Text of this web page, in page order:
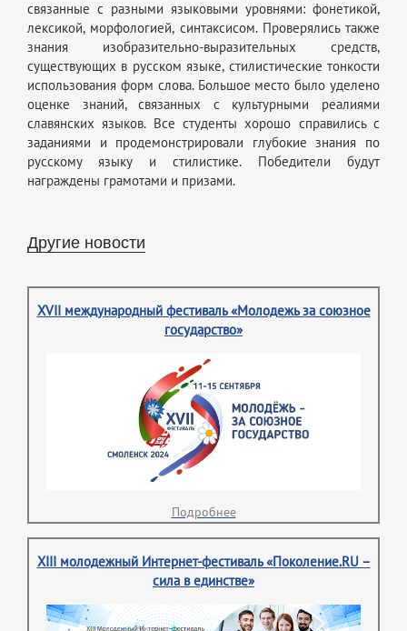
связанные с разными языковыми уровнями: фонетикой,
лексикой, морфологией, синтаксисом. Проверялись также
знания изобразительно-выразительных средств,
существующих в русском языке, стилистические тонкости
использования форм слова. Большое место было уделено
оценке знаний, связанных с культурными реалиями
славянских языков. Все студенты хорошо справились с
заданиями и продемонстрировали глубокие знания по
русскому языку и стилистике. Победители будут
награждены грамотами и призами.
Другие новости
XVII международный фестиваль «Молодежь за союзное
государство»
Подробнее
XIII молодежный Интернет-фестиваль «Поколение.RU –
сила в единстве»